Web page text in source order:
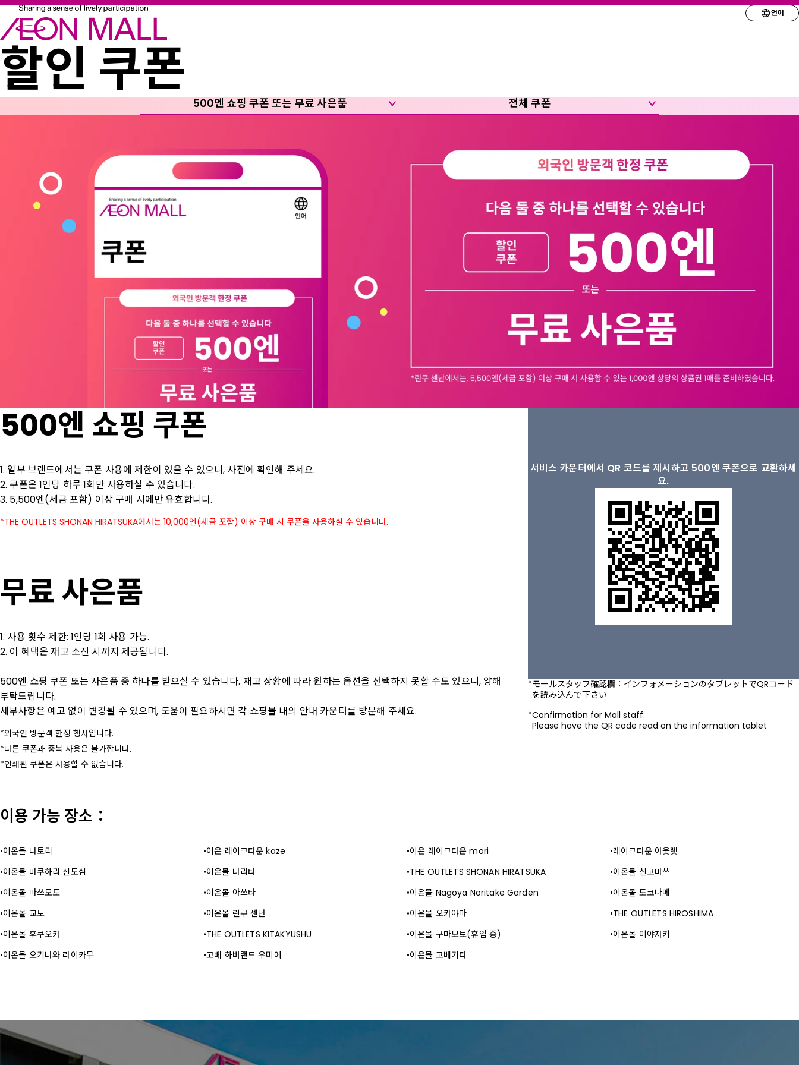
언어
简体
할인 쿠폰
500엔 쇼핑 쿠폰 또는 무료 사은품 전체 쿠폰
500엔 쇼핑 쿠폰
1. 일부 브랜드에서는 쿠폰 사용에 제한이 있을 수 있으니, 사전에 확인해 주세요.
2. 쿠폰은 1인당 하루 1회만 사용하실 수 있습니다.
3. 5,500엔(세금 포함) 이상 구매 시에만 유효합니다.
THE OUTLETS SHONAN HIRATSUKA에서는 10,000엔(세금 포함) 이상 구매 시 쿠폰을 사용하실 수 있습니다.
무료 사은품
1. 사용 횟수 제한: 1인당 1회 사용 가능.
2. 이 혜택은 재고 소진 시까지 제공됩니다.
500엔 쇼핑 쿠폰 또는 사은품 중 하나를 받으실 수 있습니다. 재고 상황에 따라 원하는 옵션을 선택하지 못할 수도 있으니, 양해
부탁드립니다.
세부사항은 예고 없이 변경될 수 있으며, 도움이 필요하시면 각 쇼핑몰 내의 안내 카운터를 방문해 주세요.
외국인 방문객 한정 행사입니다.
다른 쿠폰과 중복 사용은 불가합니다.
인쇄된 쿠폰은 사용할 수 없습니다.
서비스 카운터에서 QR 코드를 제시하고 500엔 쿠폰으로 교환하세
요.
モールスタッフ確認欄：インフォメーションのタブレットでQRコード
を読み込んで下さい
Confirmation for Mall staff:
Please have the QR code read on the information tablet
이용 가능 장소：
이온몰 나토리 이온 레이크타운 kaze 이온 레이크타운 mori
레이크타운 아웃렛
이온몰 마쿠하리 신도심
이온몰 나리타 THE OUTLETS SHONAN HIRATSUKA
이온몰 신고마쓰
이온몰 마쓰모토
이온몰 아쓰타 이온몰 Nagoya Noritake Garden
이온몰 도코나메
이온몰 교토
이온몰 린쿠 센난 이온몰 오카야마
THE OUTLETS HIROSHIMA
이온몰 후쿠오카
THE OUTLETS KITAKYUSHU 이온몰 구마모토(휴업 중)
이온몰 미야자키
이온몰 오키나와 라이카무
고베 하버랜드 우미에 이온몰 고베키타